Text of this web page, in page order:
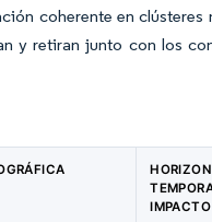
coherente en clústeres
y retiran junto con los
IMPACTO